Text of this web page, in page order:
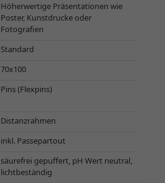
Höherwertige Präsentationen wie
Poster, Kunstdrucke oder
Fotografien
Standard
70x100
Pins (Flexpins)
Distanzrahmen
inkl. Passepartout
säurefrei gepuffert, pH Wert neutral,
lichtbeständig